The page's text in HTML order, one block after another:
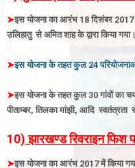
➤इस योजना का आरंभ 18 दिसंबर
उलिहातु से अमित शाह के द्वारा किया गया।
➤इस योजना के तहत कुल 24
➤इस योजना के तहत कुल 30 गांवों का
पीताम्बर, तिलका मांझी, आदि स्वतंत्रता
10)झारखण्ड रिवराइन फिश
➤इस योजना का आरंभ 2017 में किया